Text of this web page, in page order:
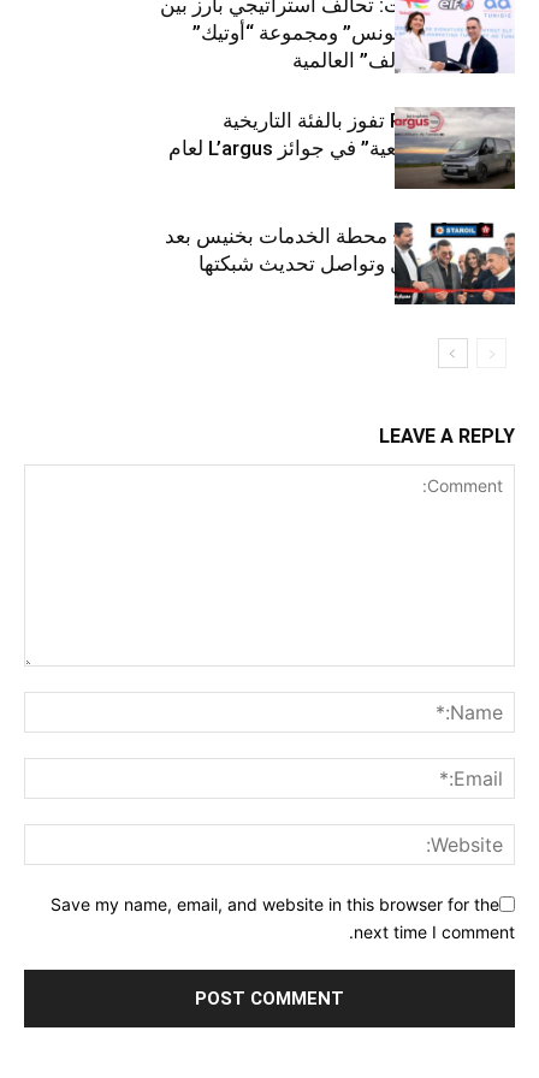
“توتال إنرجيز تونس” ومجموعة “أوتيك”
لتوزيع زيوت “إلف” العالمية
كيا PV5 Cargo تفوز بالفئة التاريخية
“للمركبات النفعية” في جوائز L’argus لعام
2026
ستارأويل تفتتح محطة الخدمات بخنيس بعد
تجديدهابالكامل وتواصل تحديث شبكتها
LEAVE A REPLY
Save my name, email, and website in this browser for the
next time I comment.